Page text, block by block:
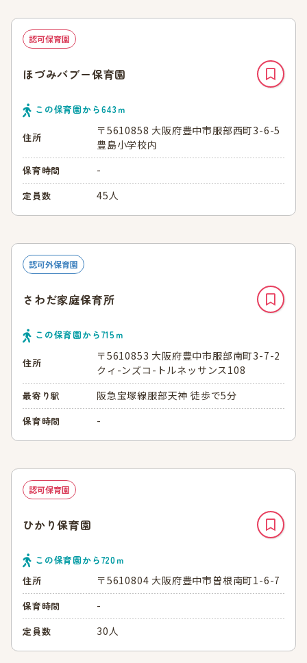
認可保育園
ほづみバブー保育園
この保育園から643ｍ
住所
〒5610858 大阪府豊中市服部西町3-6-5
豊島小学校内
保育時間 -
定員数 45人
認可外保育園
さわだ家庭保育所
この保育園から715ｍ
住所
〒5610853 大阪府豊中市服部南町3-7-2
クィ-ンズコ-トルネッサンス108
最寄り駅 阪急宝塚線服部天神 徒歩で5分
保育時間 -
認可保育園
ひかり保育園
この保育園から720ｍ
住所
〒5610804 大阪府豊中市曽根南町1-6-7
保育時間 -
定員数 30人